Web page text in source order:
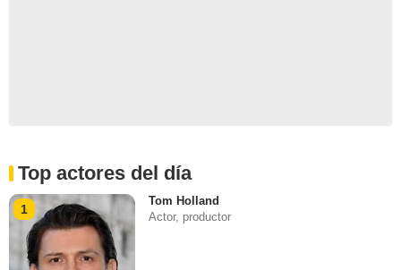
Top actores del día
1
Tom Holland
Actor, productor